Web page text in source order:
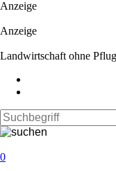
Anzeige
Anzeige
Landwirtschaft ohne Pflug
0